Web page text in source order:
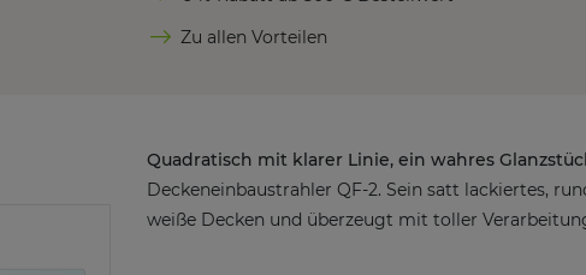
Zu allen Vorteilen
Quadratisch mit klarer Linie, ein wahres
Deckeneinbaustrahler QF-2. Sein satt lackiertes,
weiße Decken und überzeugt mit toller